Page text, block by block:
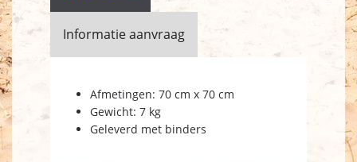
Informatie aanvraag
Afmetingen: 70 cm x 70 cm
Gewicht: 7 kg
Geleverd met binders